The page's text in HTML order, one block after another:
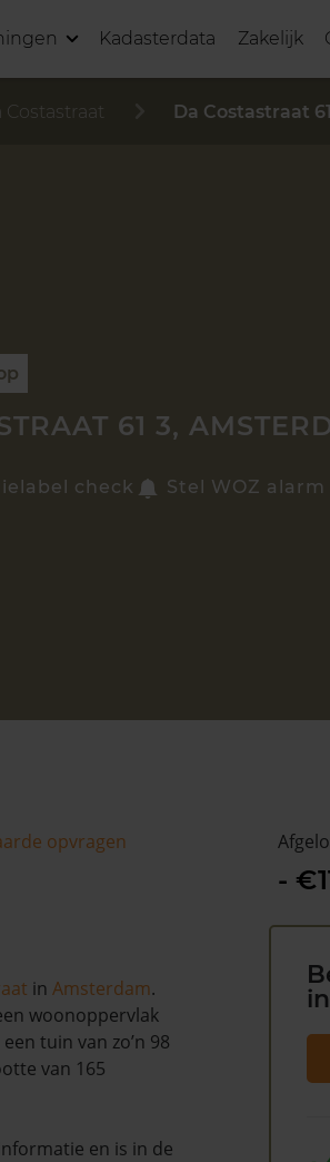
Kadasterdata Zakelijk
Costastraat Da Costastraat
61 3,
check Stel WOZ alarm
opvragen
in Amsterdam.
woonoppervlak
tuin van zo’n 98
van 165
en is in de
-